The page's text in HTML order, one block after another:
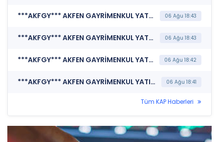
***AKFGY*** AKFEN GAYRİMENKUL YATIRIM ORTAKLIĞI A.Ş. (Sorumluluk Beyanı (Konsolide)) 06 Ağu 18:43
***AKFGY*** AKFEN GAYRİMENKUL YATIRIM ORTAKLIĞI A.Ş. (Faaliyet Raporu (Konsolide)) 06 Ağu 18:43
***AKFGY*** AKFEN GAYRİMENKUL YATIRIM ORTAKLIĞI A.Ş. (Finansal Rapor ) 06 Ağu 18:42
***AKFGY*** AKFEN GAYRİMENKUL YATIRIM ORTAKLIĞI A.Ş. (Finansal Rapor) 06 Ağu 18:41
Tüm KAP Haberleri